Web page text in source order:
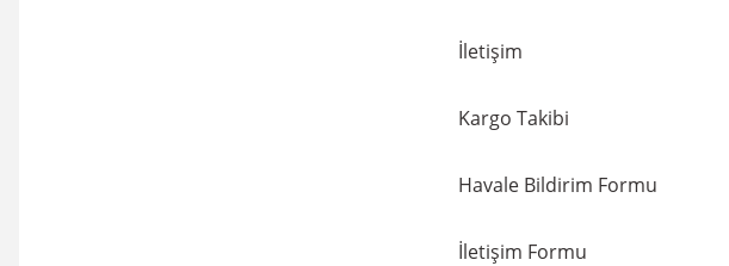
İletişim
Kargo Takibi
Havale Bildirim Formu
İletişim Formu